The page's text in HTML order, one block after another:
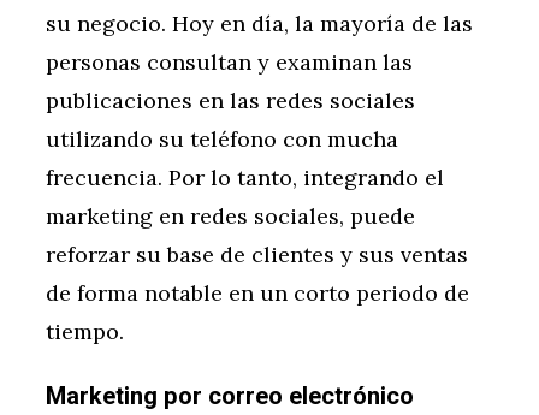
su negocio. Hoy en día, la mayoría de las
personas consultan y examinan las
publicaciones en las redes sociales
utilizando su teléfono con mucha
frecuencia. Por lo tanto, integrando el
marketing en redes sociales, puede
reforzar su base de clientes y sus ventas
de forma notable en un corto periodo de
tiempo.
Marketing por correo electrónico